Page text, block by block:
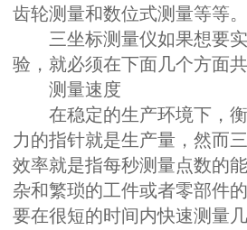
齿轮测量和数位式测量等等。
三坐标测量仪如果想要实
验，就必须在下面几个方面
测量速度
在稳定的生产环境下，衡
力的指针就是生产量，然而
效率就是指每秒测量点数的
杂和繁琐的工件或者零部件
要在很短的时间内快速测量